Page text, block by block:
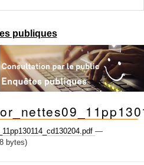
publiques
—
bytes)